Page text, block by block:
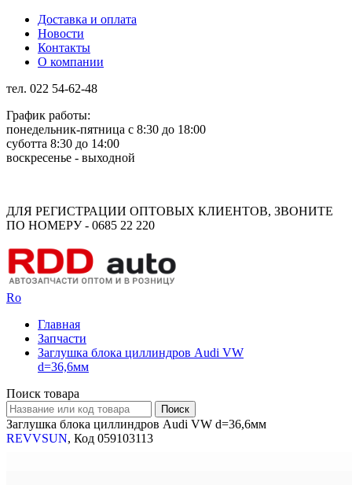
Доставка и оплата
Новости
Контакты
О компании
тел. 022 54-62-48
График работы:
понедельник-пятница с 8:30 до 18:00
суботта 8:30 до 14:00
воскресенье - выходной
ДЛЯ РЕГИСТРАЦИИ ОПТОВЫХ КЛИЕНТОВ, ЗВОНИТЕ
ПО НОМЕРУ - 0685 22 220
Ro
Главная
Запчасти
Заглушка блока циллиндров Audi VW
d=36,6мм
Поиск товара
Заглушка блока циллиндров Audi VW d=36,6мм
REVVSUN, Код 059103113